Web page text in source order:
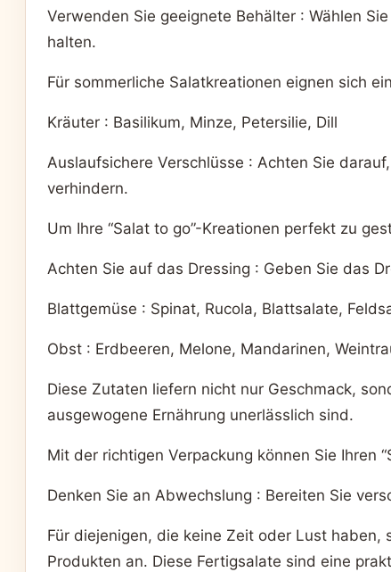
Verwenden Sie geeignete Behälter : Wählen
halten.
Für sommerliche Salatkreationen eignen sich
Kräuter : Basilikum, Minze, Petersilie, Dill
Auslaufsichere Verschlüsse : Achten Sie
verhindern.
Um Ihre “Salat to go”-Kreationen perfekt zu
Achten Sie auf das Dressing : Geben Sie das
Blattgemüse : Spinat, Rucola, Blattsalate,
Obst : Erdbeeren, Melone, Mandarinen,
Diese Zutaten liefern nicht nur Geschmack,
ausgewogene Ernährung unerlässlich sind.
Mit der richtigen Verpackung können Sie Ihren
Denken Sie an Abwechslung : Bereiten Sie
Für diejenigen, die keine Zeit oder Lust
Produkten an. Diese Fertigsalate sind eine